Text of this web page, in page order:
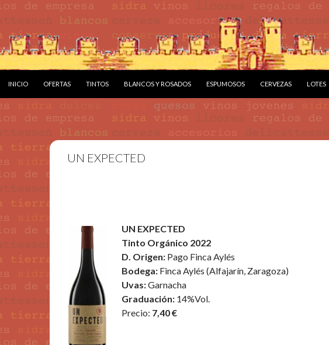
INICIO
OFERTAS TINTOS BLANCOS Y ROSADOS ESPUMOSOS CERVEZAS LOTES
UN EXPECTED
UN EXPECTED
Tinto Orgánico 2022
D. Origen: Pago Finca Aylés
Bodega: Finca Aylés (Alfajarín, Zaragoza)
Uvas:Garnacha
Graduación: 14%Vol.
Precio: 7,40 €